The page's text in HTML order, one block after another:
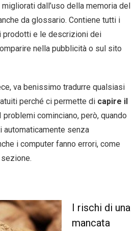
dall’uso della memoria del
da glossario. Contiene tutti i
prodotti e le descrizioni dei
nella pubblicità o sul sito
va benissimo tradurre qualsiasi
perché ci permette di capire il
problemi cominciano, però, quando
senza
i computer fanno errori, come
I rischi di una
mancata